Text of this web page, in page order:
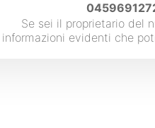
Se sei il proprietario del
evidenti che